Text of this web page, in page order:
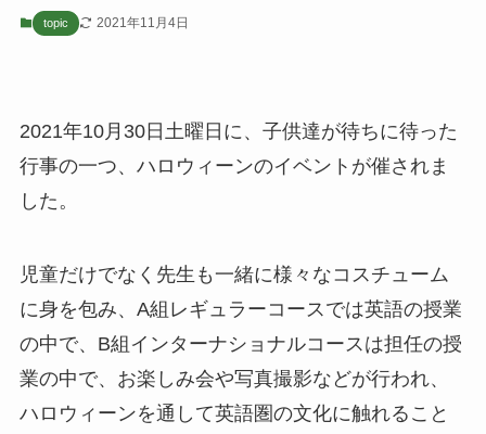
topic 2021年11月4日
2021年10月30日土曜日に、子供達が待ちに待った
行事の一つ、ハロウィーンのイベントが催されま
した。
児童だけでなく先生も一緒に様々なコスチューム
に身を包み、A組レギュラーコースでは英語の授業
の中で、B組インターナショナルコースは担任の授
業の中で、お楽しみ会や写真撮影などが行われ、
ハロウィーンを通して英語圏の文化に触れること